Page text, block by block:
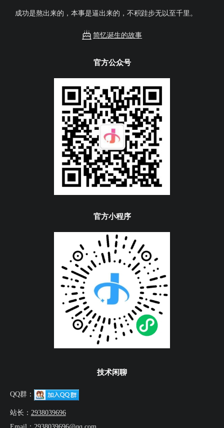
成功是熬出来的，本事是逼出来的，不积跬步无以至千里。
简忆诞生的故事
官方公众号
官方小程序
技术闲聊
QQ群：
站长： 2938039696